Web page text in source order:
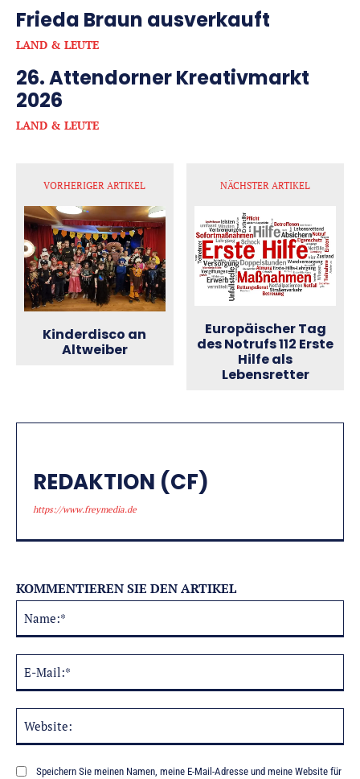
Frieda Braun ausverkauft
LAND & LEUTE
26. Attendorner Kreativmarkt
2026
LAND & LEUTE
VORHERIGER ARTIKEL
Kinderdisco an
Altweiber
NÄCHSTER ARTIKEL
Europäischer Tag
des Notrufs 112 Erste
Hilfe als
Lebensretter
REDAKTION (CF)
https://www.freymedia.de
KOMMENTIEREN SIE DEN ARTIKEL
Speichern Sie meinen Namen, meine E-Mail-Adresse und meine Website für